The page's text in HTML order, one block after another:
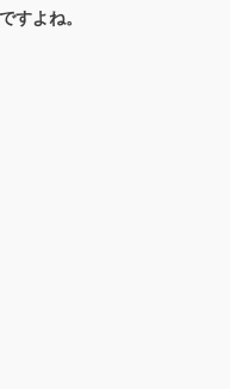
すよね。